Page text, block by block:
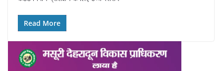
e
b
o
o
s
A
p
p
m n
Read More